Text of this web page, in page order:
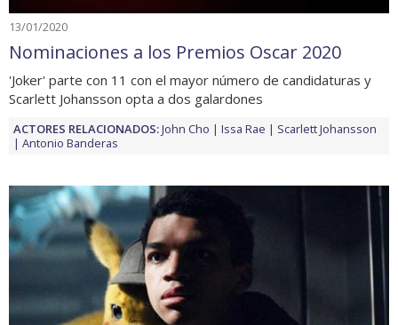
13/01/2020
Nominaciones a los Premios Oscar 2020
'Joker' parte con 11 con el mayor número de candidaturas y
Scarlett Johansson opta a dos galardones
ACTORES RELACIONADOS:John Cho Issa Rae
Scarlett Johansson
Antonio Banderas